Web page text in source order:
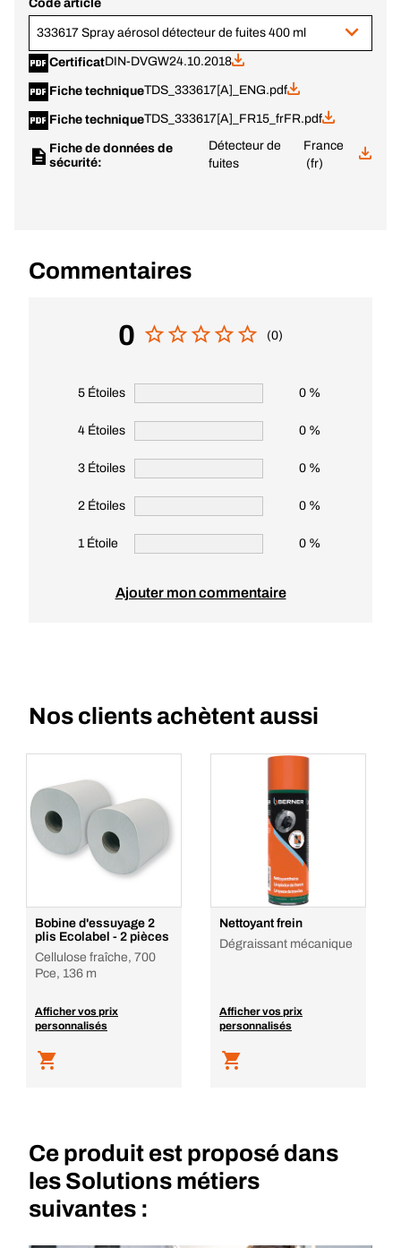
Code article
333617 Spray aérosol détecteur de fuites 400 ml
CertificatDIN-DVGW24.10.2018
Fiche techniqueTDS_333617[A]_ENG.pdf
Fiche techniqueTDS_333617[A]_FR15_frFR.pdf
Fiche de données de
sécurité:
Détecteur de
fuites
France
(fr)
Commentaires
0 (0)
5 Étoiles 0 %
4 Étoiles 0 %
3 Étoiles 0 %
2 Étoiles 0 %
1 Étoile 0 %
Ajouter mon commentaire
Nos clients achètent aussi
Bobine d'essuyage 2
plis Ecolabel - 2 pièces
Cellulose fraîche, 700
Pce, 136 m
Afficher vos prix
personnalisés
Nettoyant frein
Dégraissant mécanique
Afficher vos prix
personnalisés
Ce produit est proposé dans
les Solutions métiers
suivantes :